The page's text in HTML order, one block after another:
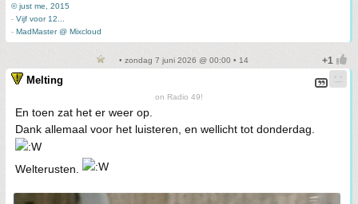
© just me, 2015
- Vijf voor 12...
- MadMaster @ Mixcloud
• zondag 7 juni 2026 @ 00:00 • 14
Melting
on Radio 49!
En toen zat het er weer op.
Dank allemaal voor het luisteren, en wellicht tot donderdag.
Welterusten.